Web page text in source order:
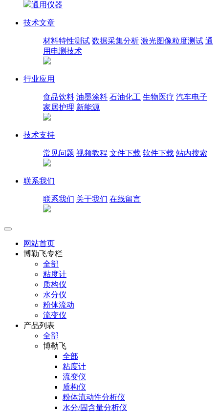
通用仪器
技术文章
材料特性测试 数据采集分析 激光图像粒度测试 通
用电测技术
行业应用
食品饮料 油墨涂料 石油化工 生物医疗 汽车电子
家居护理 新能源
技术支持
常见问题 视频教程 文件下载 软件下载 站内搜索
联系我们
联系我们 关于我们 在线留言
网站首页
博勒飞专栏
全部
粘度计
质构仪
水分仪
粉体流动
流变仪
产品列表
全部
博勒飞
全部
粘度计
流变仪
质构仪
粉体流动性分析仪
水分/固含量分析仪